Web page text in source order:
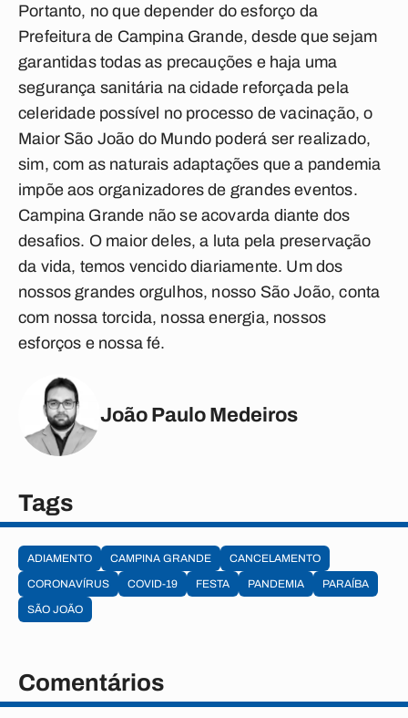
Portanto, no que depender do esforço da
Prefeitura de Campina Grande, desde que sejam
garantidas todas as precauções e haja uma
segurança sanitária na cidade reforçada pela
celeridade possível no processo de vacinação, o
Maior São João do Mundo poderá ser realizado,
sim, com as naturais adaptações que a pandemia
impõe aos organizadores de grandes eventos.
Campina Grande não se acovarda diante dos
desafios. O maior deles, a luta pela preservação
da vida, temos vencido diariamente. Um dos
nossos grandes orgulhos, nosso São João, conta
com nossa torcida, nossa energia, nossos
esforços e nossa fé.
João Paulo Medeiros
Tags
ADIAMENTO CAMPINA GRANDE
CANCELAMENTO
CORONAVÍRUS
COVID-19 FESTA PANDEMIA
PARAÍBA
SÃO JOÃO
Comentários